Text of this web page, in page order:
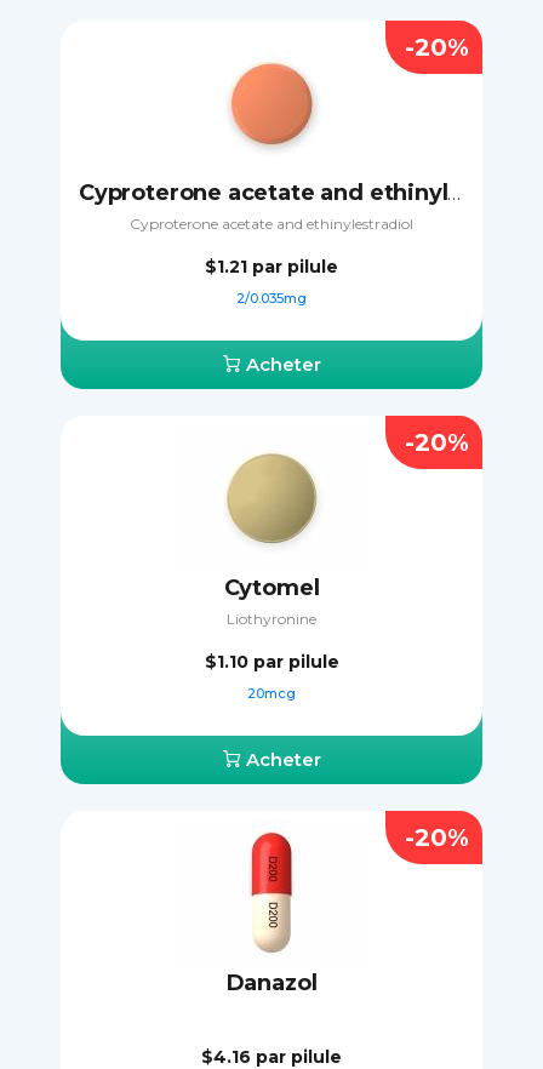
Cyproterone acetate and ethinylestradiol
Cyproterone acetate and ethinylestradiol
$1.21 par pilule
2/0.035mg
Acheter
-20%
Cytomel
Liothyronine
$1.10 par pilule
20mcg
Acheter
-20%
Danazol
$4.16 par pilule
-20%